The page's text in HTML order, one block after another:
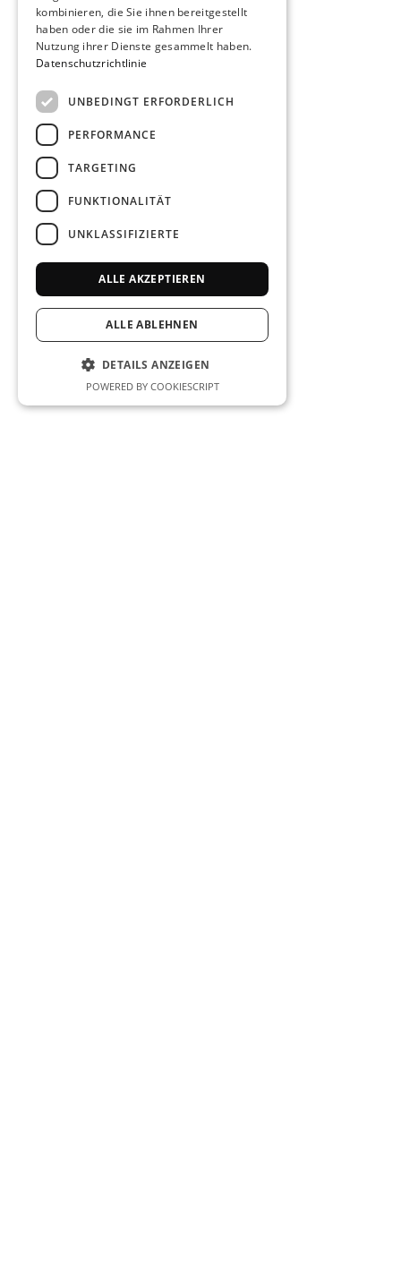
kombinieren, die Sie ihnen bereitgestellt
haben oder die sie im Rahmen Ihrer
Nutzung ihrer Dienste gesammelt haben.
Datenschutzrichtlinie
UNBEDINGT ERFORDERLICH
PERFORMANCE
TARGETING
FUNKTIONALITÄT
UNKLASSIFIZIERTE
ALLE AKZEPTIEREN
ALLE ABLEHNEN
DETAILS ANZEIGEN
POWERED BY COOKIESCRIPT